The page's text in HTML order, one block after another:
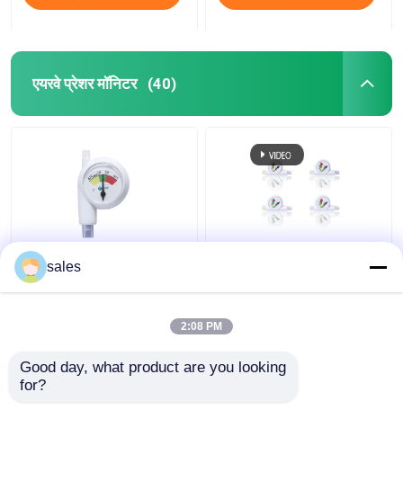
एयरवे प्रेशर मॉनिटर (40)
रोगी के लिए इंट्यूबेशन एयरवे
प्रेशर मॉनिटर मैनोमीटर कफ
डीएलटी डिस्पोजेबल इंट्राकफ
sales
2:08 PM
Good day, what product are you looking
for?